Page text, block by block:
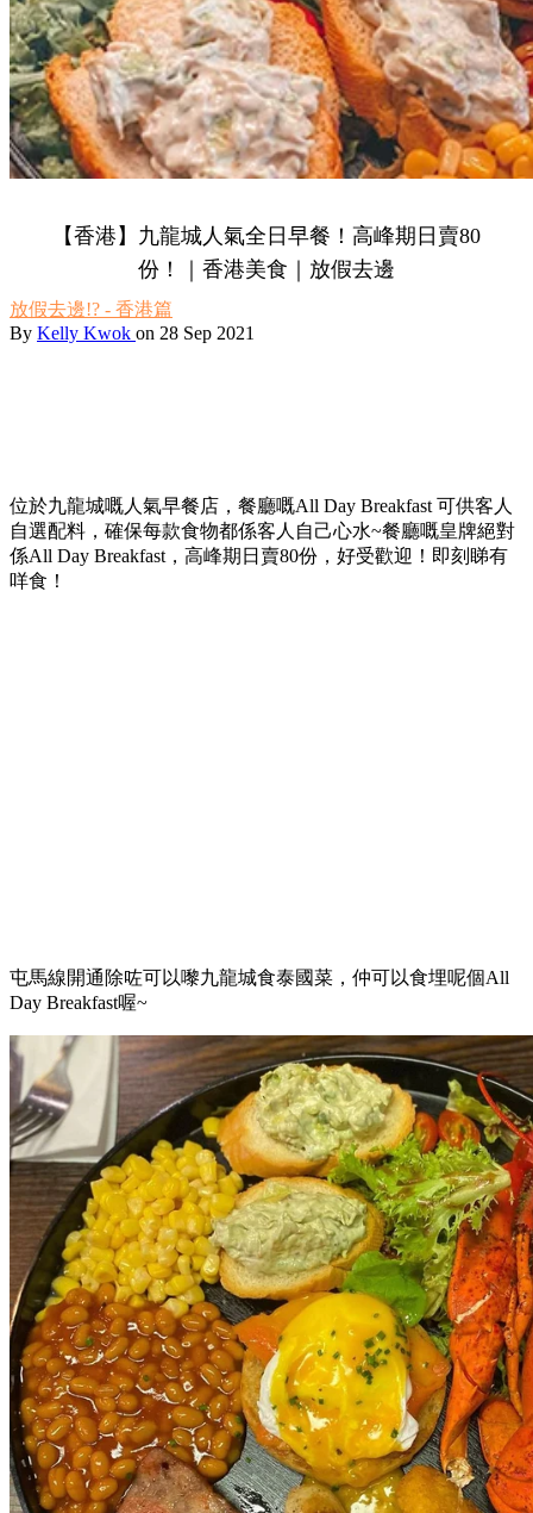
【香港】九龍城人氣全日早餐！高峰期日賣80
份！｜香港美食｜放假去邊
放假去邊!? - 香港篇
By Kelly Kwok on 28 Sep 2021
位於九龍城嘅人氣早餐店，餐廳嘅All Day Breakfast 可供客人
自選配料，確保每款食物都係客人自己心水~餐廳嘅皇牌絕對
係All Day Breakfast，高峰期日賣80份，好受歡迎！即刻睇有
咩食！
屯馬線開通除咗可以嚟九龍城食泰國菜，仲可以食埋呢個All
Day Breakfast喔~